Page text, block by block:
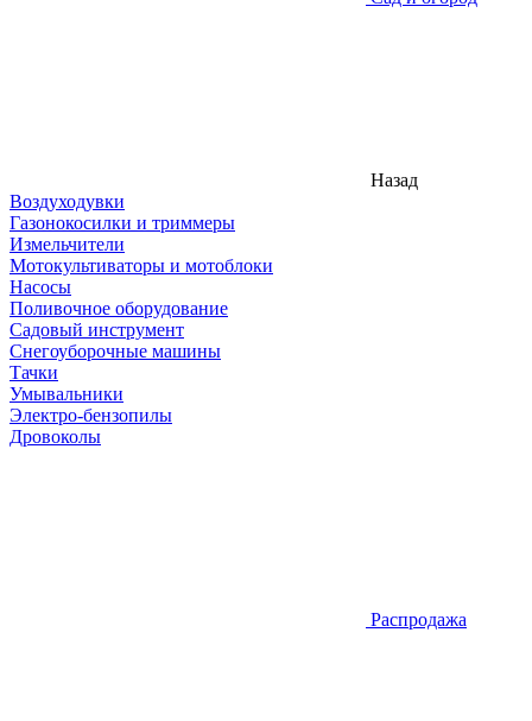
Назад
Воздуходувки
Газонокосилки и триммеры
Измельчители
Мотокультиваторы и мотоблоки
Насосы
Поливочное оборудование
Садовый инструмент
Снегоуборочные машины
Тачки
Умывальники
Электро-бензопилы
Дровоколы
Распродажа